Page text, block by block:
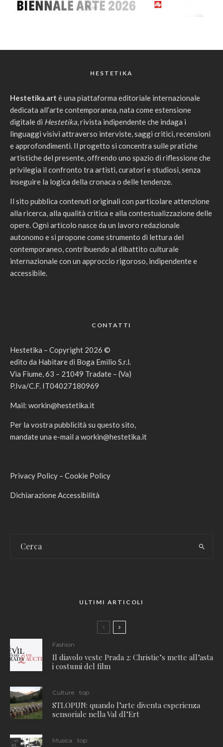
HESTETIKA
Hestetika.art è una piattaforma editoriale internazionale
dedicata all’arte contemporanea, nata come estensione
digitale di Hestetika, rivista indipendente che indaga i
linguaggi visivi attraverso interviste, saggi critici, recensioni
e approfondimenti. Il progetto si concentra sulle pratiche
artistiche del presente, offrendo uno spazio di riflessione che
privilegia il confronto tra artisti, curatori e studiosi, senza
inseguire la logica della cronaca o delle tendenze.
Il sito pubblica contenuti originali con particolare attenzione
alla ricerca, alla qualità critica e alla contestualizzazione delle
opere. Ogni articolo nasce da un lavoro redazionale
autonomo e si propone come strumento di lettura del
contemporaneo, contribuendo al dibattito culturale
internazionale con un approccio rigoroso, indipendente e
accessibile.
CONTATTI
Hestetika – Copyright 2026 ©
edito da Habitare di Boga Emilio S.r.l.
Via Fiume, 63 – 21049 Tradate – (Va)
P.Iva/C.F. IT04027180969
Mail: workin@hestetika.it
Per la vostra pubblicità su questo sito,
mandate una e-mail a workin@hestetika.it
Privacy Policy – Cookie Policy
Dichiarazione Accessibilità
ULTIMI ARTICOLI
Fashion
Il diavolo veste Prada 2: Christie’s mette all’asta
i costumi del film
Culture top
STLOPUN: quando l’arte diventa esperienza
sensoriale nella Val dl’Ert
Musica top